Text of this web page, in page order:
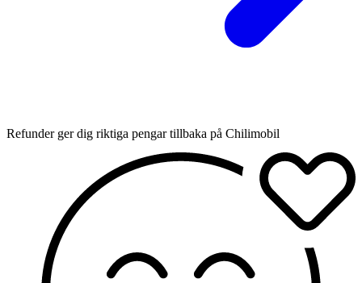
Refunder ger dig riktiga pengar tillbaka på Chilimobil